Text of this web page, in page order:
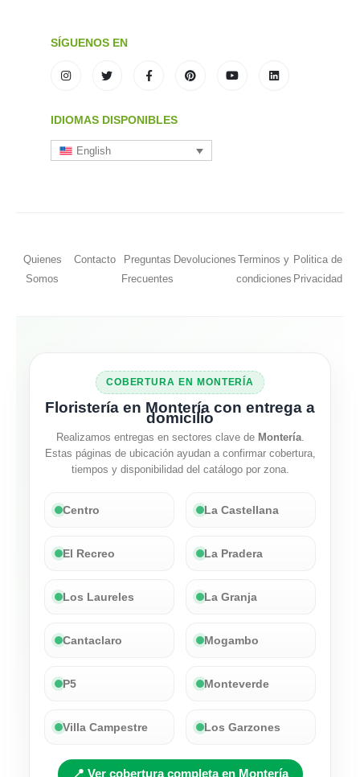
SÍGUENOS EN
IDIOMAS DISPONIBLES
English
Quienes
Somos
Contacto
Preguntas
Frecuentes
Devoluciones Terminos y
condiciones
Politica de
Privacidad
COBERTURA EN MONTERÍA
Floristería en Montería con entrega a
domicilio
Realizamos entregas en sectores clave de Montería.
Estas páginas de ubicación ayudan a confirmar cobertura,
tiempos y disponibilidad del catálogo por zona.
Centro La Castellana
El Recreo La Pradera
Los Laureles La Granja
Cantaclaro Mogambo
P5 Monteverde
Villa Campestre Los Garzones
📍 Ver cobertura completa en Montería